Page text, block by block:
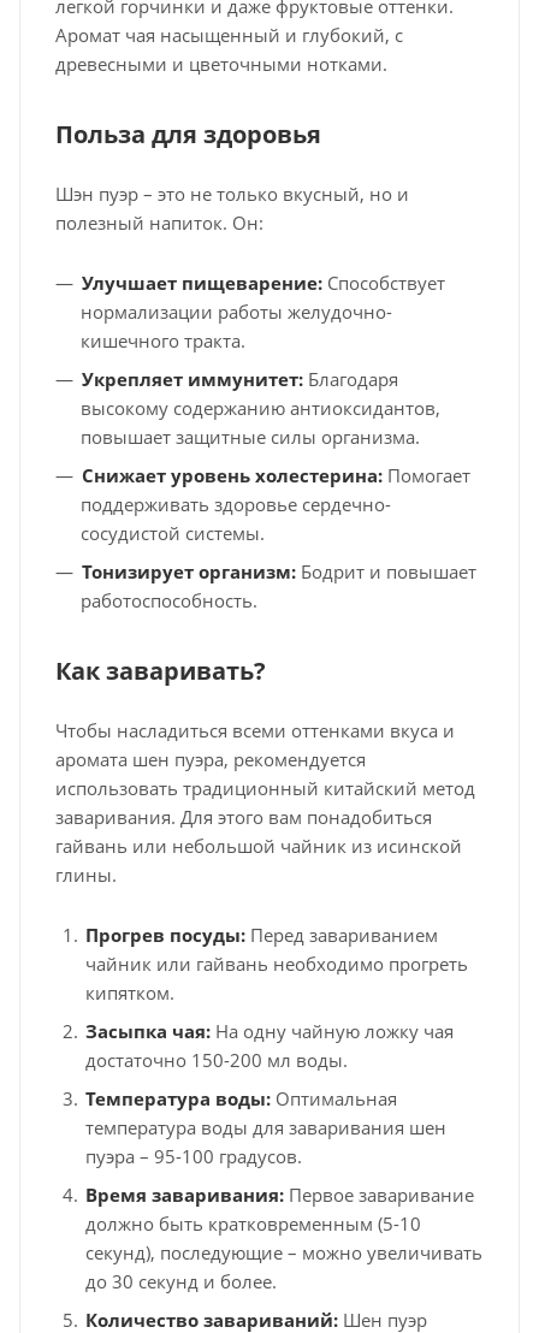
легкой горчинки и даже фруктовые оттенки.
Аромат чая насыщенный и глубокий, с
древесными и цветочными нотками.
Польза для здоровья
Шэн пуэр – это не только вкусный, но и
полезный напиток. Он:
Улучшает пищеварение: Способствует
нормализации работы желудочно-
кишечного тракта.
Укрепляет иммунитет: Благодаря
высокому содержанию антиоксидантов,
повышает защитные силы организма.
Снижает уровень холестерина: Помогает
поддерживать здоровье сердечно-
сосудистой системы.
Тонизирует организм: Бодрит и повышает
работоспособность.
Как заваривать?
Чтобы насладиться всеми оттенками вкуса и
аромата шен пуэра, рекомендуется
использовать традиционный китайский метод
заваривания. Для этого вам понадобиться
гайвань или небольшой чайник из исинской
глины.
Прогрев посуды: Перед завариванием
чайник или гайвань необходимо прогреть
кипятком.
Засыпка чая: На одну чайную ложку чая
достаточно 150-200 мл воды.
Температура воды: Оптимальная
температура воды для заваривания шен
пуэра – 95-100 градусов.
Время заваривания: Первое заваривание
должно быть кратковременным (5-10
секунд), последующие – можно увеличивать
до 30 секунд и более.
Количество завариваний: Шен пуэр